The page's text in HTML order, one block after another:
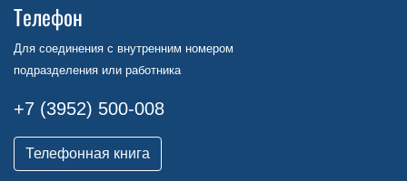
Телефон
Для соединения с внутренним номером
подразделения или работника
+7 (3952) 500-008
Телефонная книга